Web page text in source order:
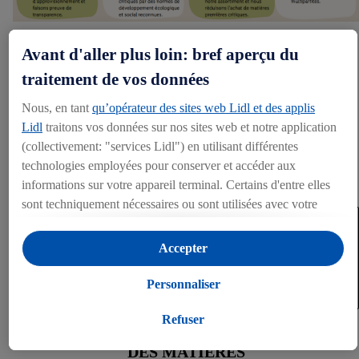
Saviez-vous que?
400 millions de personnes dans le monde vivent de la
culture des matières premières agricoles.
DES MATIÈRES
Avant d'aller plus loin: bref aperçu du
traitement de vos données
Nous, en tant qu’opérateur des sites web Lidl et des applis
Lidl traitons vos données sur nos sites web et notre application
(collectivement: "services Lidl") en utilisant différentes
technologies employées pour conserver et accéder aux
informations sur votre appareil terminal. Certains d'entre elles
sont techniquement nécessaires ou sont utilisées avec votre
des statistiques ou pour des publicités personnalisées au sein et
en dehors des services Lidl. Si vous participez au programme
Lidl Plus, les données issues de votre comportement d’achat
Si vous donnez consentement ici à des fins de publicités
Refuser
Personnaliser
Accepter